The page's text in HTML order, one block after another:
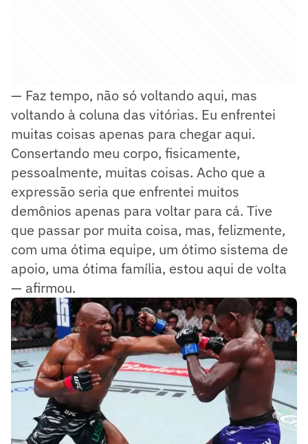
— Faz tempo, não só voltando aqui, mas
voltando à coluna das vitórias. Eu enfrentei
muitas coisas apenas para chegar aqui.
Consertando meu corpo, fisicamente,
pessoalmente, muitas coisas. Acho que a
expressão seria que enfrentei muitos
demônios apenas para voltar para cá. Tive
que passar por muita coisa, mas, felizmente,
com uma ótima equipe, um ótimo sistema de
apoio, uma ótima família, estou aqui de volta
— afirmou.